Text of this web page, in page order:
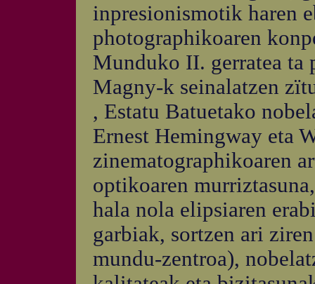
inpresionismotik haren
photographikoaren
Munduko II. gerratea ta
Magny-k seinalatzen
, Estatu Batuetako
Ernest Hemingway eta
zinematographikoaren
optikoaren
hala nola elipsiaren
garbiak, sortzen ari
mundu-zentroa),